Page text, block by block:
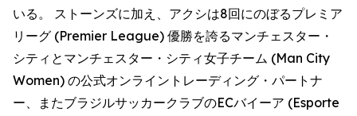
いる。 ストーンズに加え、アクシは8回にのぼるプレミア
リーグ (Premier League) 優勝を誇るマンチェスター・
シティとマンチェスター・シティ女子チーム (Man City
Women) の公式オンライントレーディング・パートナ
ー、またブラジルサッカークラブのECバイーア (Esporte